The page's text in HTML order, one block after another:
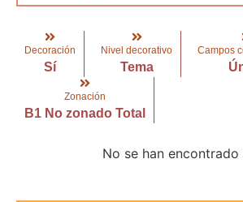
Decoración
Sí
Nivel decorativo
Tema
Campos
Zonación
B1 No zonado Total
No se han